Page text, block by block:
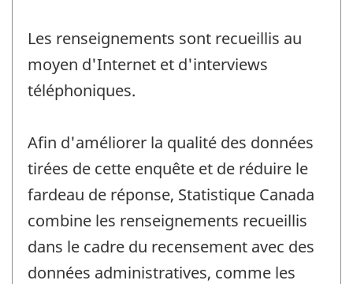
Les renseignements sont recueillis au
moyen d'Internet et d'interviews
téléphoniques.
Afin d'améliorer la qualité des données
tirées de cette enquête et de réduire le
fardeau de réponse, Statistique Canada
combine les renseignements recueillis
dans le cadre du recensement avec des
données administratives, comme les